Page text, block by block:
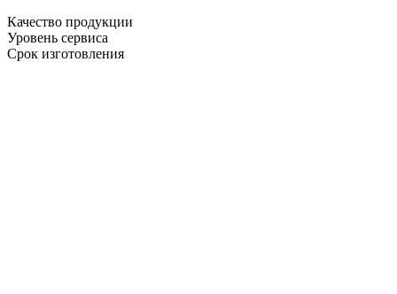
Качество продукции
Уровень сервиса
Срок изготовления